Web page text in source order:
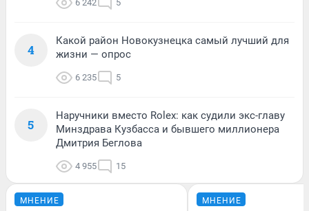
6 242 5
4
Какой район Новокузнецка самый лучший для
жизни — опрос
6 235 5
5
Наручники вместо Rolex: как судили экс-главу
Минздрава Кузбасса и бывшего миллионера
Дмитрия Беглова
4 955 15
МНЕНИЕ МНЕНИЕ